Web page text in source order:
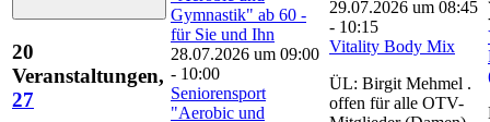
20
Veranstaltungen,
27
Gymnastik" ab 60 -
für Sie und Ihn
28.07.2026 um 09:00
- 10:00
Seniorensport
"Aerobic und
29.07.2026 um 08:45
- 10:15
Vitality Body Mix
ÜL: Birgit Mehmel .
offen für alle OTV-